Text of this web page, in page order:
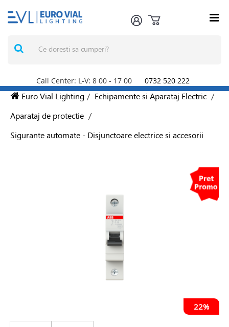
Call Center: L-V: 8 00 - 17 00 0732 520 222
Euro Vial Lighting / Echipamente si Aparataj Electric /
Aparataj de protectie /
Sigurante automate - Disjunctoare electrice si accesorii
22%